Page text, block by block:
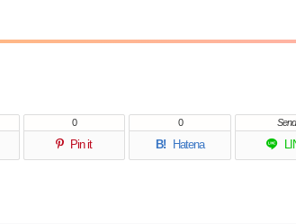
Pin it
0
B! Hatena
0 Send